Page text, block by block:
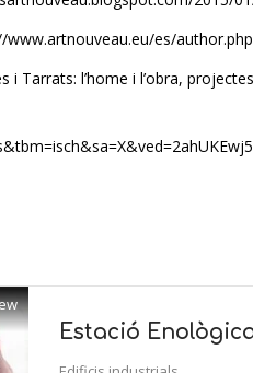
es/
i Tarrats: l’home i l’obra,
Estació